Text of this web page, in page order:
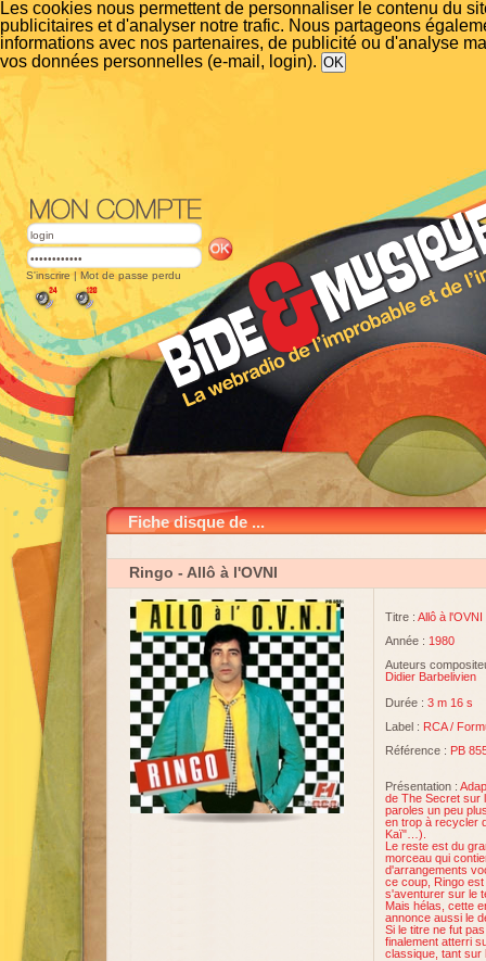
Les cookies nous permettent de personnaliser le contenu du
publicitaires et d'analyser notre trafic. Nous partageons
informations avec nos partenaires, de publicité ou d'analyse
vos données personnelles (e-mail, login).
S'inscrire | Mot de passe perdu
Fiche disque de ...
Ringo - Allô à l'OVNI
Titre : Allô à l'OVNI
Année : 1980
Auteurs
Didier Barbelivien
Durée : 3 m 16 s
Label : RCA/
Référence : PB
Présentation :
de The Secret sur
paroles un peu
en trop à recycler
Kaï"…).
Le reste est du
morceau qui
d'arrangements
ce coup, Ringo
s'aventurer sur le
Mais hélas, cette
annonce aussi le
Si le titre ne fut
finalement atterri
classique, tant sur